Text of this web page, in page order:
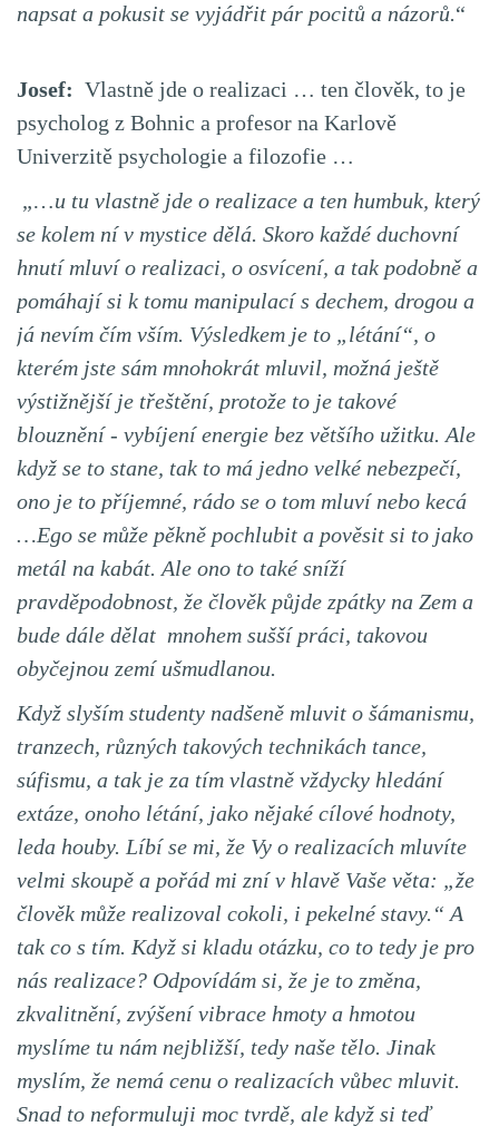
napsat a pokusit se vyjádřit pár pocitů a názorů.“
Josef: Vlastně jde o realizaci … ten člověk, to je
psycholog z Bohnic a profesor na Karlově
Univerzitě psychologie a filozofie …
„…u tu vlastně jde o realizace a ten humbuk, který
se kolem ní v mystice dělá. Skoro každé duchovní
hnutí mluví o realizaci, o osvícení, a tak podobně a
pomáhají si k tomu manipulací s dechem, drogou a
já nevím čím vším. Výsledkem je to „létání“, o
kterém jste sám mnohokrát mluvil, možná ještě
výstižnější je třeštění, protože to je takové
blouznění - vybíjení energie bez většího užitku. Ale
když se to stane, tak to má jedno velké nebezpečí,
ono je to příjemné, rádo se o tom mluví nebo kecá
…Ego se může pěkně pochlubit a pověsit si to jako
metál na kabát. Ale ono to také sníží
pravděpodobnost, že člověk půjde zpátky na Zem a
bude dále dělat mnohem sušší práci, takovou
obyčejnou zemí ušmudlanou.
Když slyším studenty nadšeně mluvit o šámanismu,
tranzech, různých takových technikách tance,
súfismu, a tak je za tím vlastně vždycky hledání
extáze, onoho létání, jako nějaké cílové hodnoty,
leda houby. Líbí se mi, že Vy o realizacích mluvíte
velmi skoupě a pořád mi zní v hlavě Vaše věta: „že
člověk může realizoval cokoli, i pekelné stavy.“ A
tak co s tím. Když si kladu otázku, co to tedy je pro
nás realizace? Odpovídám si, že je to změna,
zkvalitnění, zvýšení vibrace hmoty a hmotou
myslíme tu nám nejbližší, tedy naše tělo. Jinak
myslím, že nemá cenu o realizacích vůbec mluvit.
Snad to neformuluji moc tvrdě, ale když si teď